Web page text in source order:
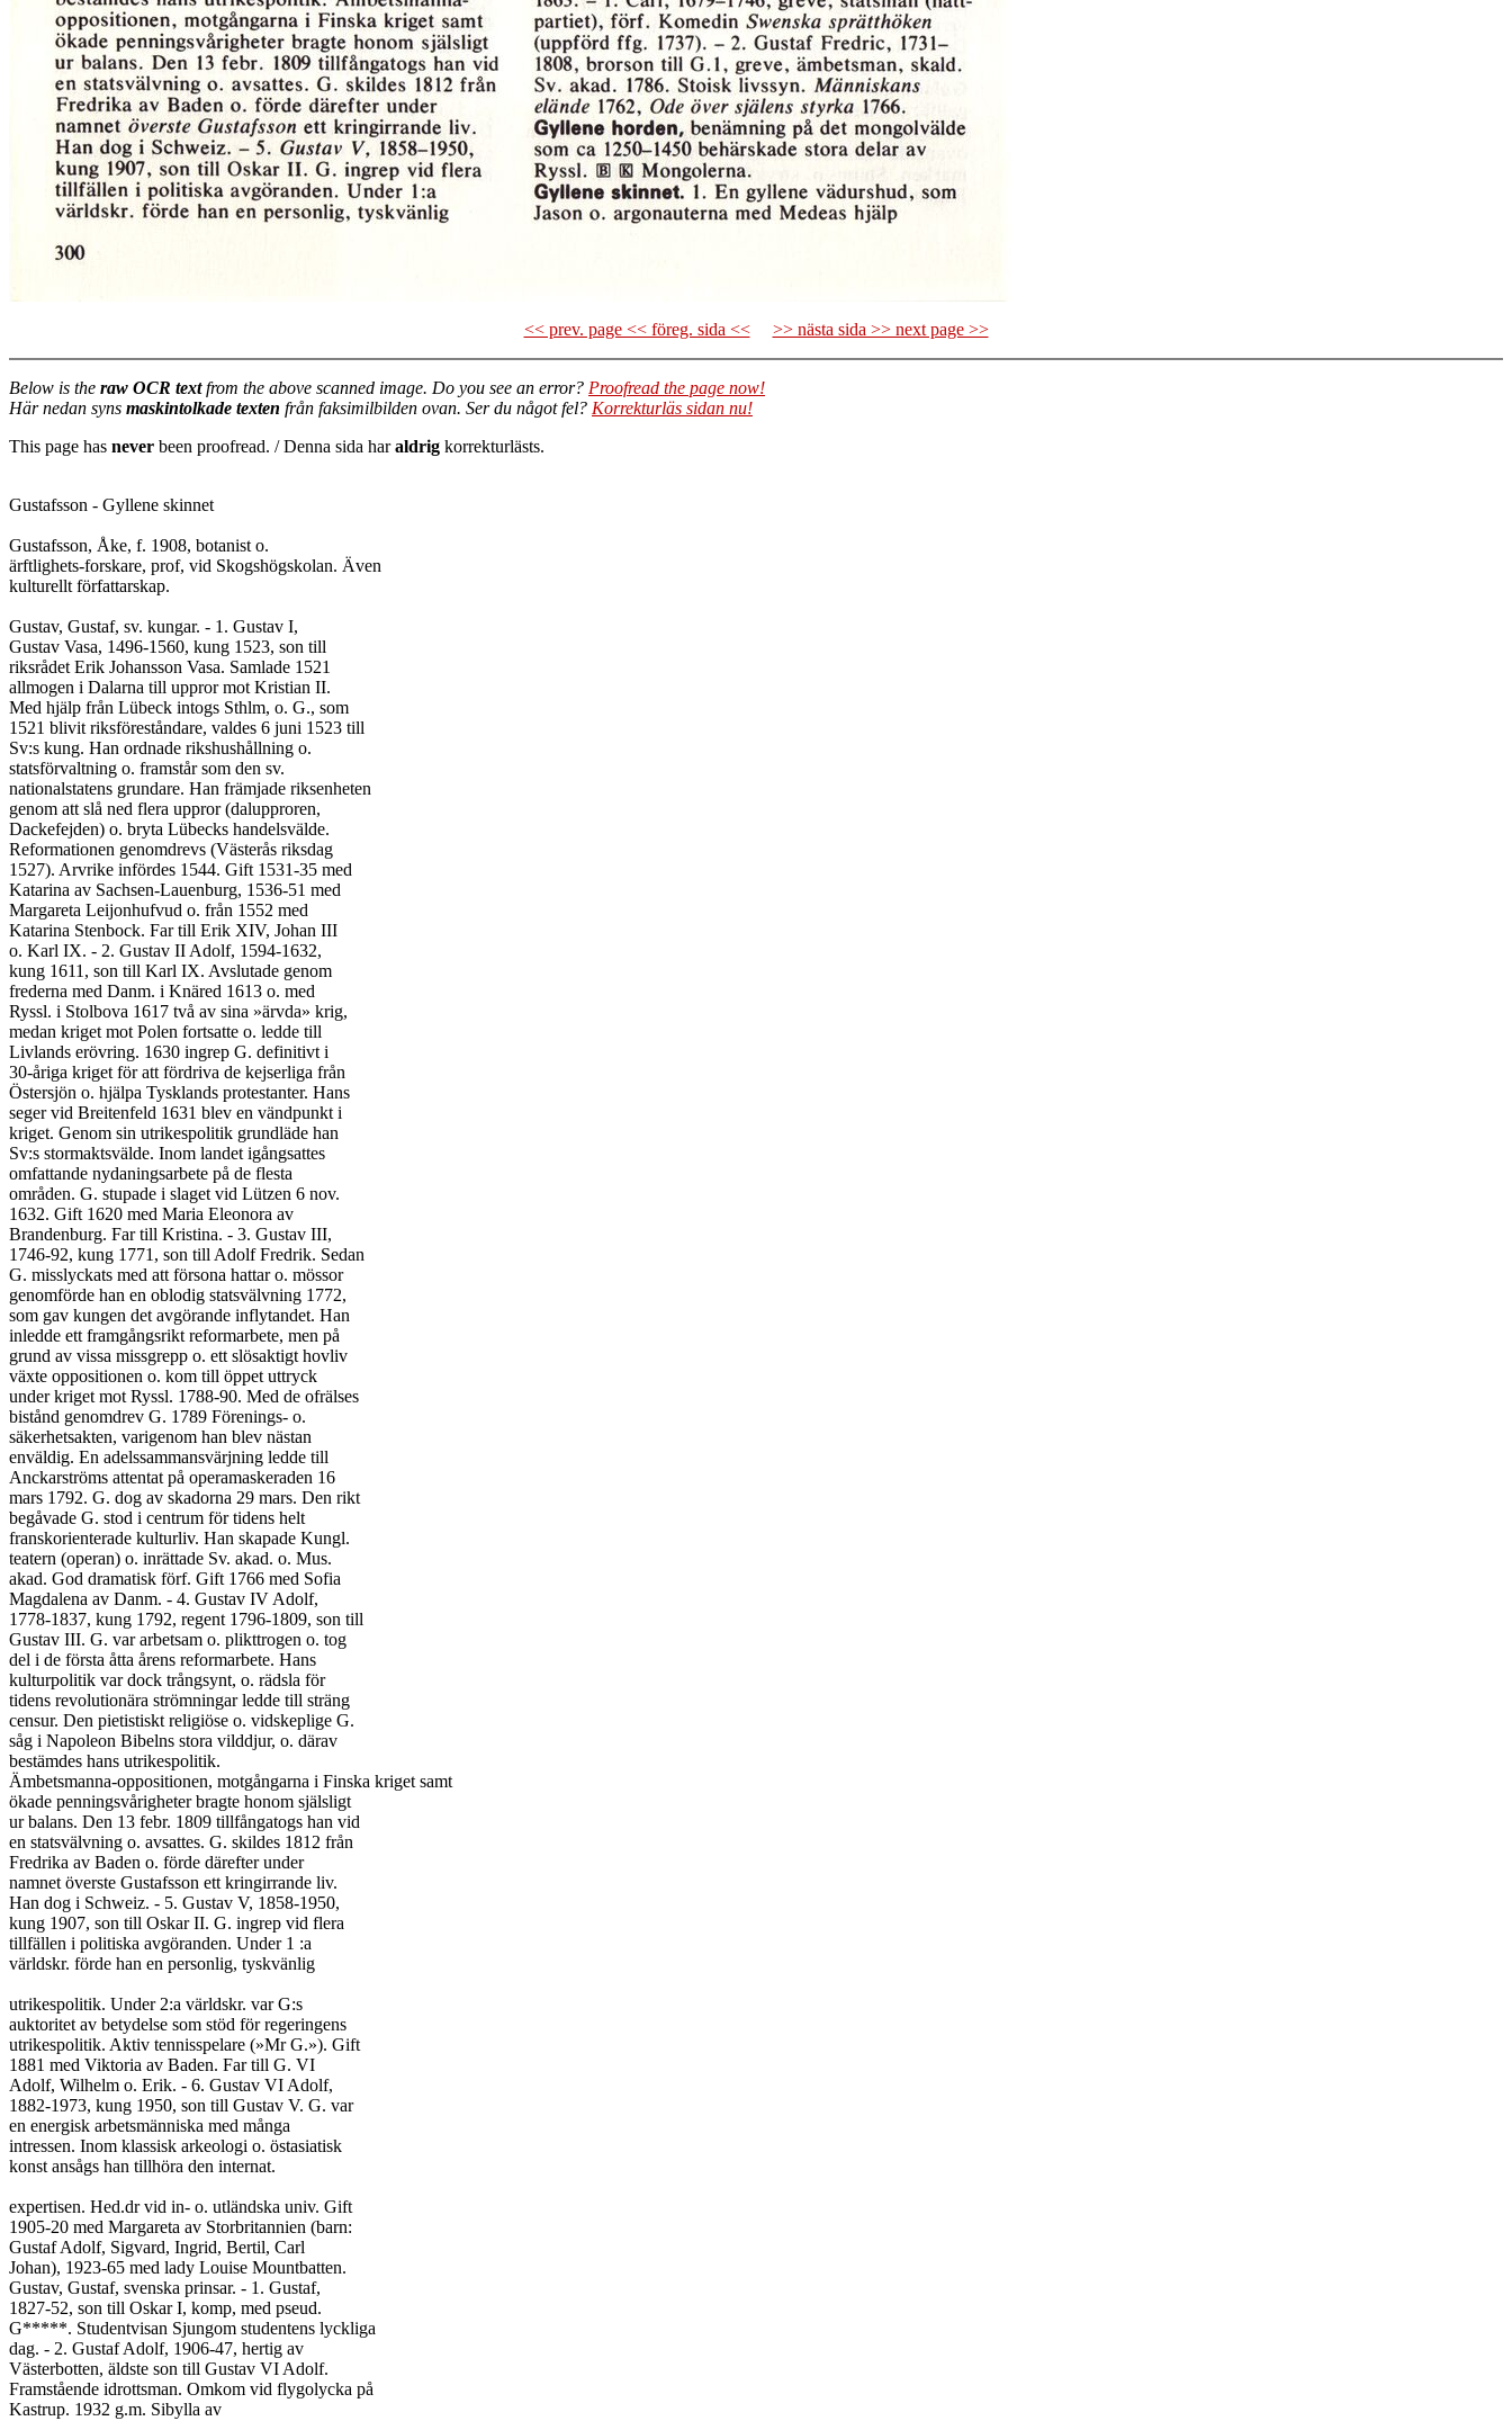
<< prev. page << föreg. sida << >> nästa sida >> next page >>
Below is the raw OCR textfrom the above scanned image. Do you see an error? Proofread the page now!
Här nedan syns maskintolkade texten från faksimilbilden ovan. Ser du något fel? Korrekturläs sidan nu!
This page has never been proofread. / Denna sida haraldrig korrekturlästs.
Gustafsson - Gyllene skinnet
Gustafsson, Åke, f. 1908, botanist o.
ärftlighets-forskare, prof, vid Skogshögskolan. Även
kulturellt författarskap.
Gustav, Gustaf, sv. kungar. - 1. Gustav I,
Gustav Vasa, 1496-1560, kung 1523, son till
riksrådet Erik Johansson Vasa. Samlade 1521
allmogen i Dalarna till uppror mot Kristian II.
Med hjälp från Lübeck intogs Sthlm, o. G., som
1521 blivit riksföreståndare, valdes 6 juni 1523 till
Sv:s kung. Han ordnade rikshushållning o.
statsförvaltning o. framstår som den sv.
nationalstatens grundare. Han främjade riksenheten
genom att slå ned flera uppror (dalupproren,
Dackefejden) o. bryta Lübecks handelsvälde.
Reformationen genomdrevs (Västerås riksdag
1527). Arvrike infördes 1544. Gift 1531-35 med
Katarina av Sachsen-Lauenburg, 1536-51 med
Margareta Leijonhufvud o. från 1552 med
Katarina Stenbock. Far till Erik XIV, Johan III
o. Karl IX. - 2. Gustav II Adolf, 1594-1632,
kung 1611, son till Karl IX. Avslutade genom
frederna med Danm. i Knäred 1613 o. med
Ryssl. i Stolbova 1617 två av sina »ärvda» krig,
medan kriget mot Polen fortsatte o. ledde till
Livlands erövring. 1630 ingrep G. definitivt i
30-åriga kriget för att fördriva de kejserliga från
Östersjön o. hjälpa Tysklands protestanter. Hans
seger vid Breitenfeld 1631 blev en vändpunkt i
kriget. Genom sin utrikespolitik grundläde han
Sv:s stormaktsvälde. Inom landet igångsattes
omfattande nydaningsarbete på de flesta
områden. G. stupade i slaget vid Lützen 6 nov.
1632. Gift 1620 med Maria Eleonora av
Brandenburg. Far till Kristina. - 3. Gustav III,
1746-92, kung 1771, son till Adolf Fredrik. Sedan
G. misslyckats med att försona hattar o. mössor
genomförde han en oblodig statsvälvning 1772,
som gav kungen det avgörande inflytandet. Han
inledde ett framgångsrikt reformarbete, men på
grund av vissa missgrepp o. ett slösaktigt hovliv
växte oppositionen o. kom till öppet uttryck
under kriget mot Ryssl. 1788-90. Med de ofrälses
bistånd genomdrev G. 1789 Förenings- o.
säkerhetsakten, varigenom han blev nästan
enväldig. En adelssammansvärjning ledde till
Anckarströms attentat på operamaskeraden 16
mars 1792. G. dog av skadorna 29 mars. Den rikt
begåvade G. stod i centrum för tidens helt
franskorienterade kulturliv. Han skapade Kungl.
teatern (operan) o. inrättade Sv. akad. o. Mus.
akad. God dramatisk förf. Gift 1766 med Sofia
Magdalena av Danm. - 4. Gustav IV Adolf,
1778-1837, kung 1792, regent 1796-1809, son till
Gustav III. G. var arbetsam o. plikttrogen o. tog
del i de första åtta årens reformarbete. Hans
kulturpolitik var dock trångsynt, o. rädsla för
tidens revolutionära strömningar ledde till sträng
censur. Den pietistiskt religiöse o. vidskeplige G.
såg i Napoleon Bibelns stora vilddjur, o. därav
bestämdes hans utrikespolitik.
Ämbetsmanna-oppositionen, motgångarna i Finska kriget samt
ökade penningsvårigheter bragte honom själsligt
ur balans. Den 13 febr. 1809 tillfångatogs han vid
en statsvälvning o. avsattes. G. skildes 1812 från
Fredrika av Baden o. förde därefter under
namnet överste Gustafsson ett kringirrande liv.
Han dog i Schweiz. - 5. Gustav V, 1858-1950,
kung 1907, son till Oskar II. G. ingrep vid flera
tillfällen i politiska avgöranden. Under 1 :a
världskr. förde han en personlig, tyskvänlig
utrikespolitik. Under 2:a världskr. var G:s
auktoritet av betydelse som stöd för regeringens
utrikespolitik. Aktiv tennisspelare (»Mr G.»). Gift
1881 med Viktoria av Baden. Far till G. VI
Adolf, Wilhelm o. Erik. - 6. Gustav VI Adolf,
1882-1973, kung 1950, son till Gustav V. G. var
en energisk arbetsmänniska med många
intressen. Inom klassisk arkeologi o. östasiatisk
konst ansågs han tillhöra den internat.
expertisen. Hed.dr vid in- o. utländska univ. Gift
1905-20 med Margareta av Storbritannien (barn:
Gustaf Adolf, Sigvard, Ingrid, Bertil, Carl
Johan), 1923-65 med lady Louise Mountbatten.
Gustav, Gustaf, svenska prinsar. - 1. Gustaf,
1827-52, son till Oskar I, komp, med pseud.
G*****. Studentvisan Sjungom studentens lyckliga
dag. - 2. Gustaf Adolf, 1906-47, hertig av
Västerbotten, äldste son till Gustav VI Adolf.
Framstående idrottsman. Omkom vid flygolycka på
Kastrup. 1932 g.m. Sibylla av